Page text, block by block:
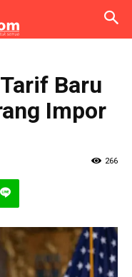
Baru
Impor
266